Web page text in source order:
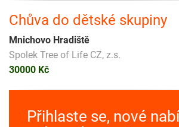
Chůva do dětské skupiny
Mnichovo Hradiště
Spolek Tree of Life CZ, z.s.
30000 Kč
Přihlaste se, nové